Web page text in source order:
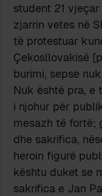
student 21
zjarrin vetes në
të protestuar
Çekosllovakisë
burimi, sepse
Nuk është pra, e
i njohur për
mesazh të fortë;
dhe sakrifica,
heroin figurë
kështu duket se
sakrifica e Jan